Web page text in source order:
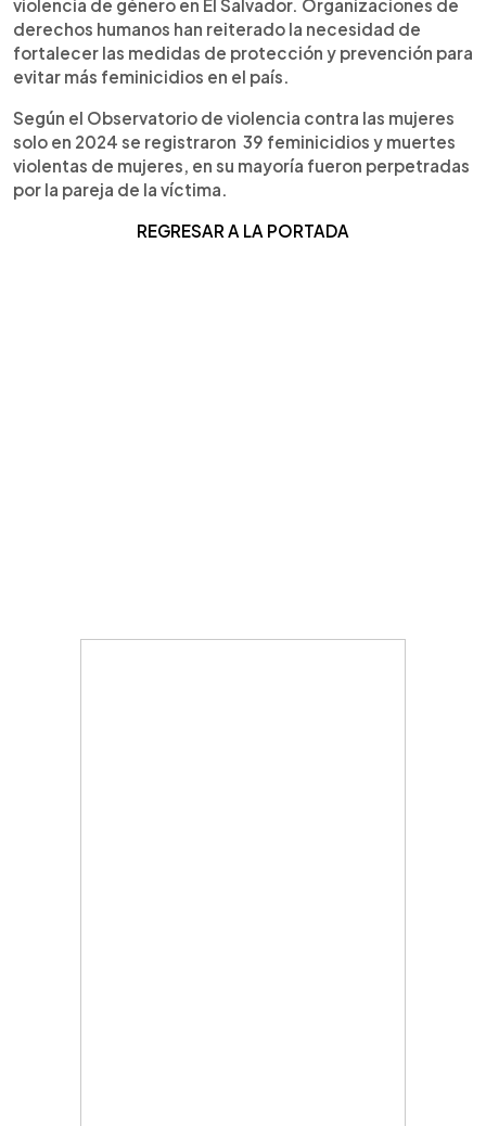
violencia de género en El Salvador. Organizaciones de
derechos humanos han reiterado la necesidad de
fortalecer las medidas de protección y prevención para
evitar más feminicidios en el país.
Según el Observatorio de violencia contra las mujeres
solo en 2024 se registraron 39 feminicidios y muertes
violentas de mujeres, en su mayoría fueron perpetradas
por la pareja de la víctima.
REGRESAR A LA PORTADA